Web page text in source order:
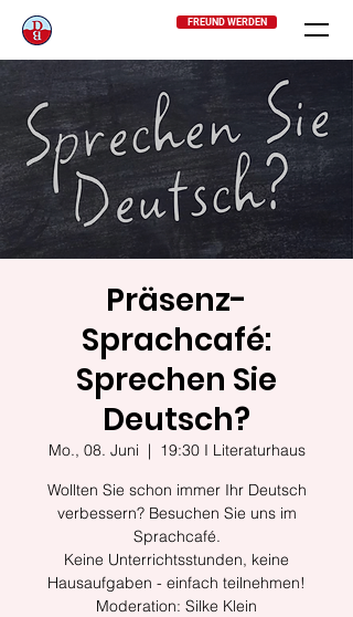
FREUND WERDEN
Präsenz-
Sprachcafé:
Sprechen Sie
Deutsch?
Mo., 08. Juni
  |
19:30 I Literaturhaus
Wollten Sie schon immer Ihr Deutsch
verbessern? Besuchen Sie uns im
Sprachcafé.
Keine Unterrichtsstunden, keine
Hausaufgaben - einfach teilnehmen!
Moderation: Silke Klein